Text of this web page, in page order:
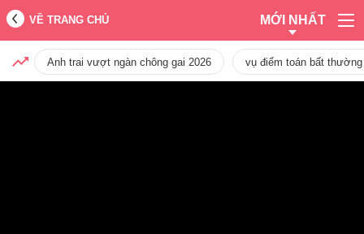
VỀ TRANG CHỦ MỚI NHẤT
Anh trai vượt ngàn chông gai 2026 vụ điểm toán bất